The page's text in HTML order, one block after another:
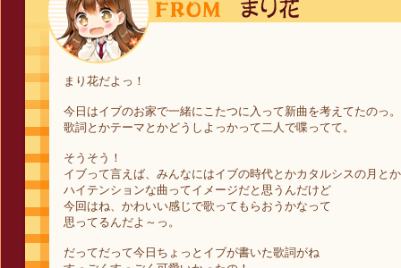
まり花だよっ！
今日はイブのお家で一緒にこたつに入って新曲を考えてたのっ。
歌詞とかテーマとかどうしよっかって二人で喋ってて。
そうそう！
イブって言えば、みんなにはイブの時代とかカタルシスの月とか
ハイテンションな曲ってイメージだと思うんだけど
今回はね、かわいい感じで歌ってもらおうかなって
思ってるんだよ～っ。
だってだって今日ちょっとイブが書いた歌詞がね